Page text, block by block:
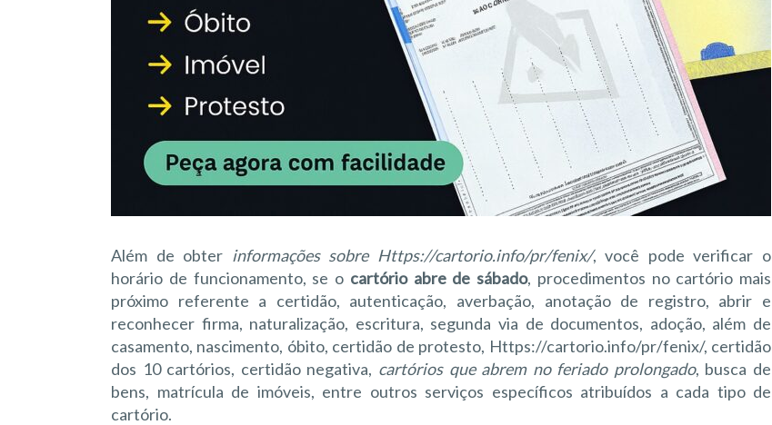
Além de obter informações sobre Https://cartorio.info/pr/fenix/, você pode verificar o
horário de funcionamento, se o cartório abre de sábado, procedimentos no cartório mais
próximo referente a certidão, autenticação, averbação, anotação de registro, abrir e
reconhecer firma, naturalização, escritura, segunda via de documentos, adoção, além de
casamento, nascimento, óbito, certidão de protesto, Https://cartorio.info/pr/fenix/, certidão
dos 10 cartórios, certidão negativa, cartórios que abrem no feriado prolongado, busca de
bens, matrícula de imóveis, entre outros serviços específicos atribuídos a cada tipo de
cartório.